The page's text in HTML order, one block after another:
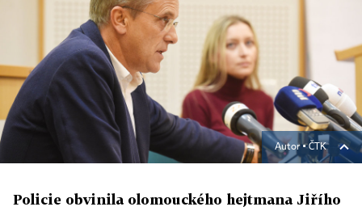
Autor ▪ČTK
Policie obvinila olomouckého hejtmana Jiřího